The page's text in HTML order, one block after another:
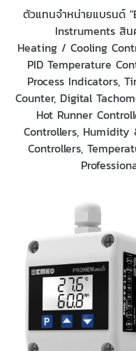
ตัวแทนจำหน่ายแบรนด์
Instruments สิ
Heating / Cooling
PID Temperature
Process Indicators,
Counter, Digital
Hot Runner
Controllers, Humidity
Controllers,